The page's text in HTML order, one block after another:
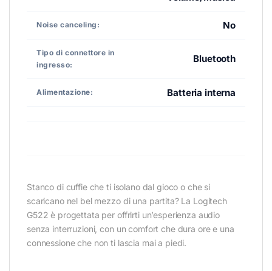
Noise canceling: No
Tipo di connettore in
ingresso:
Bluetooth
Alimentazione: Batteria interna
Stanco di cuffie che ti isolano dal gioco o che si
scaricano nel bel mezzo di una partita? La Logitech
G522 è progettata per offrirti un’esperienza audio
senza interruzioni, con un comfort che dura ore e una
connessione che non ti lascia mai a piedi.